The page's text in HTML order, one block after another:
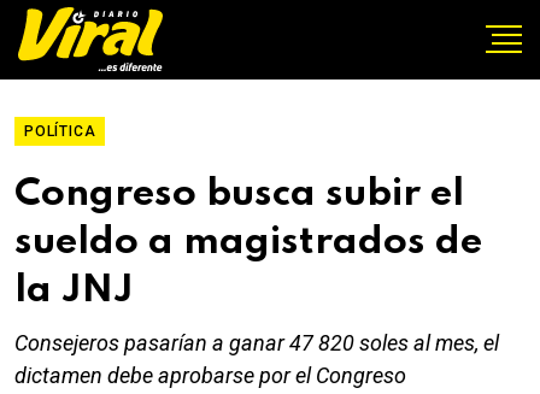
POLÍTICA
Congreso busca subir el
sueldo a magistrados de
la JNJ
Consejeros pasarían a ganar 47 820 soles al mes, el
dictamen debe aprobarse por el Congreso